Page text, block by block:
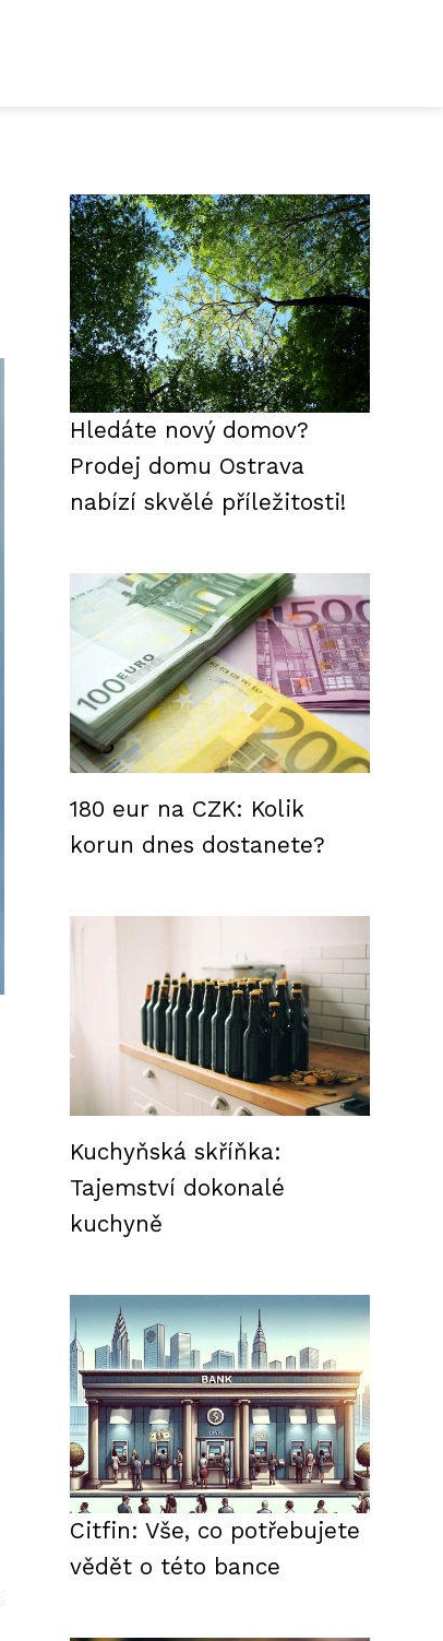
Hledáte nový domov?
Prodej domu Ostrava
nabízí skvělé příležitosti!
180 eur na CZK: Kolik
korun dnes dostanete?
Kuchyňská skříňka:
Tajemství dokonalé
kuchyně
Citfin: Vše, co potřebujete
vědět o této bance